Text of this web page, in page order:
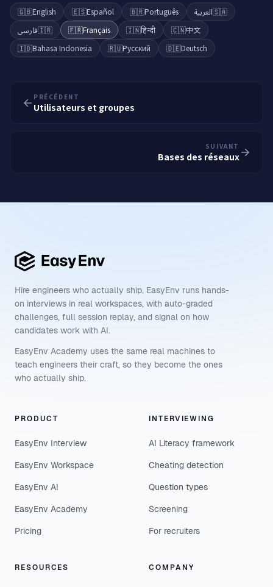
🇬🇧English 🇪🇸Español 🇧🇷Português 🇸🇦العربية
🇮🇷فارسی 🇫🇷Français 🇮🇳हिन्दी 🇨🇳中文
🇮🇩Bahasa Indonesia 🇷🇺Русский 🇩🇪Deutsch
PRÉCÉDENT
Utilisateurs et groupes
SUIVANT
Bases des réseaux
Hire engineers who actually ship. EasyEnv runs hands-
on interviews in real workspaces, with auto-graded
challenges, full session replay, and signal on how
candidates work with AI.
EasyEnv Academy uses the same real machines to
teach engineers their craft, so they become the ones
who actually ship.
PRODUCT
EasyEnv Interview
EasyEnv Workspace
EasyEnv AI
EasyEnv Academy
Pricing
INTERVIEWING
AI Literacy framework
Cheating detection
Question types
Screening
For recruiters
RESOURCES COMPANY